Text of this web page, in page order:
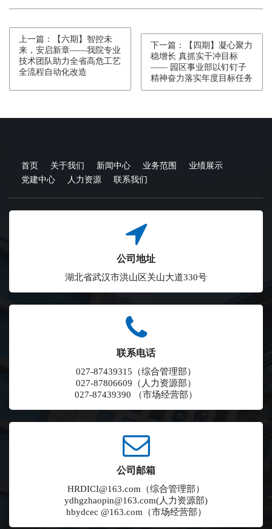
上一篇：【六期】智控未
来，安启新章——我院专业
技术团队助力全省高危工艺
全流程自动化改造
下一篇：【四期】凝心聚力
稳增长 真抓实干冲目标
—— 园区事业部以钉钉子
精神奋力落实年度目标任务
首页 关于我们 新闻中心 业务范围
业绩展示
党建中心
人力资源 联系我们
公司地址
湖北省武汉市洪山区关山大道330号
联系电话
027-87439315（综合管理部）
027-87806609（人力资源部）
027-87439390 （市场经营部）
公司邮箱
HRDICI@163.com（综合管理部）
ydhgzhaopin@163.com(人力资源部)
hbydcec @163.com（市场经营部）